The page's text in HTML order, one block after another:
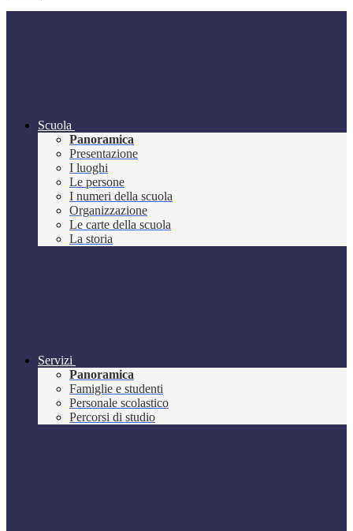
Scuola
Panoramica
Presentazione
I luoghi
Le persone
I numeri della scuola
Organizzazione
Le carte della scuola
La storia
Servizi
Panoramica
Famiglie e studenti
Personale scolastico
Percorsi di studio